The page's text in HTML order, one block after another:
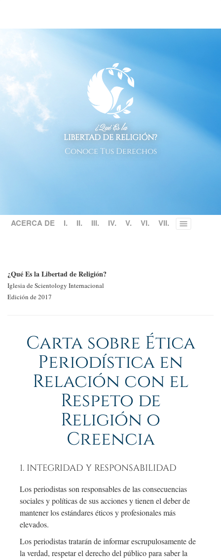
¿Qué Es la
LIBERTAD DE RELIGIÓN?
Conoce Tus Derechos
ACERCA DE I. II. III. IV. V. VI. VII. Toggle
¿Qué Es la Libertad de Religión?
Iglesia de Scientology Internacional
Edición de 2017
Carta sobre Ética
Periodística en
Relación con el
Respeto de
Religión o
Creencia
1. INTEGRIDAD Y RESPONSABILIDAD
Los periodistas son responsables de las consecuencias
sociales y políticas de sus acciones y tienen el deber de
mantener los estándares éticos y profesionales más
elevados.
Los periodistas tratarán de informar escrupulosamente de
la verdad, respetar el derecho del público para saber la